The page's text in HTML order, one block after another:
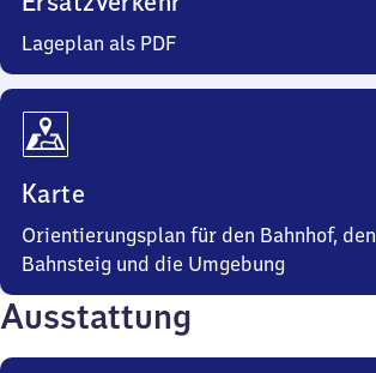
Lageplan als PDF
Karte
Orientierungsplan für den Bahnhof, den
Bahnsteig und die Umgebung
Ausstattung